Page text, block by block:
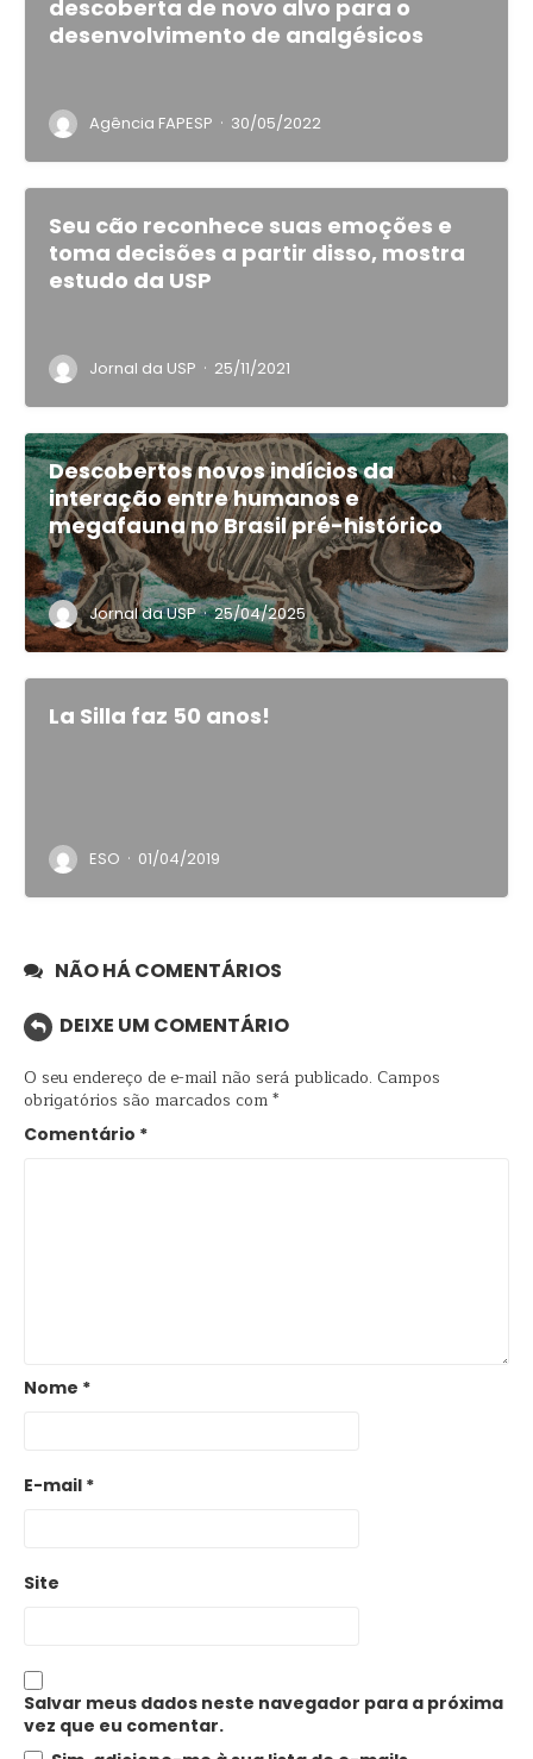
descoberta de novo alvo para o
desenvolvimento de analgésicos
Agência FAPESP · 30/05/2022
Seu cão reconhece suas emoções e
toma decisões a partir disso, mostra
estudo da USP
Jornal da USP · 25/11/2021
Descobertos novos indícios da
interação entre humanos e
megafauna no Brasil pré-histórico
Jornal da USP · 25/04/2025
La Silla faz 50 anos!
ESO · 01/04/2019
NÃO HÁ COMENTÁRIOS
DEIXE UM COMENTÁRIO
O seu endereço de e-mail não será publicado. Campos
obrigatórios são marcados com*
Comentário *
Nome *
E-mail *
Site
Salvar meus dados neste navegador para a próxima
vez que eu comentar.